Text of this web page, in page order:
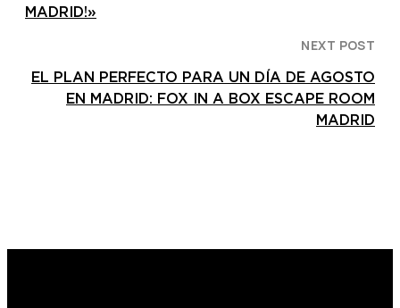
MADRID!»
NEXT POST
EL PLAN PERFECTO PARA UN DÍA DE AGOSTO
EN MADRID: FOX IN A BOX ESCAPE ROOM
MADRID